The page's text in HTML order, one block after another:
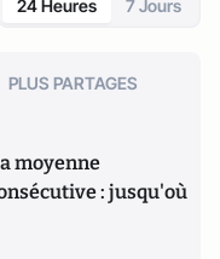
24 Heures 7 Jours
PLUS PARTAGES
moyenne
: jusqu'où